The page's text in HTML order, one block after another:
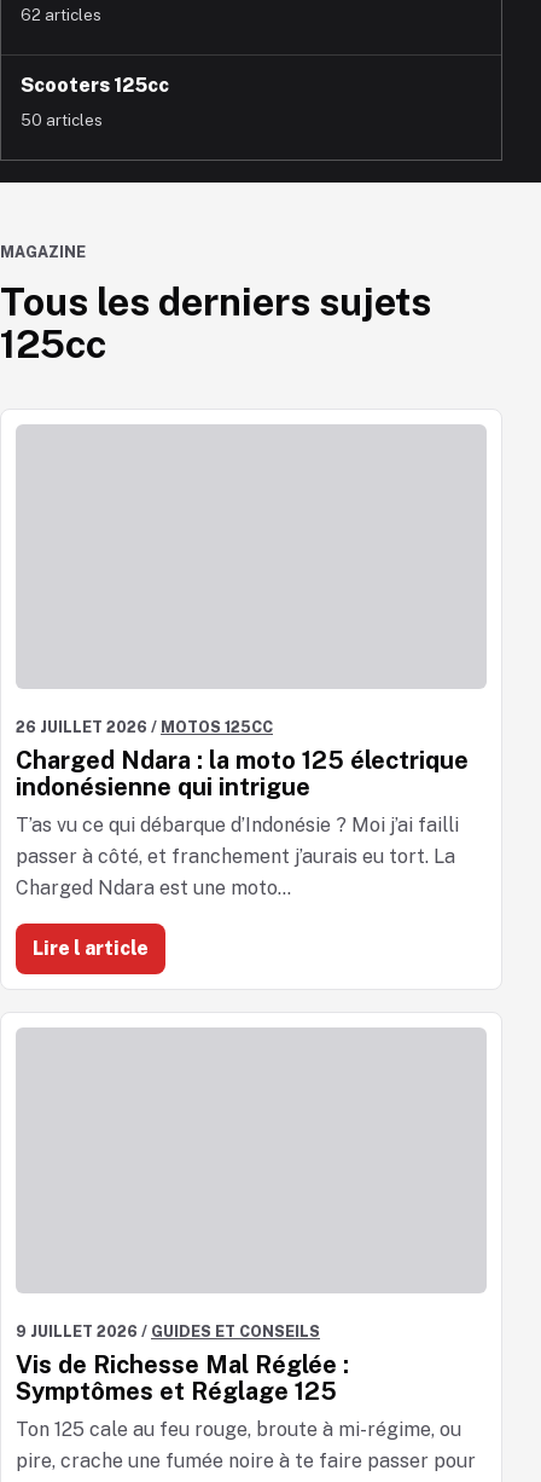
62 articles
Scooters 125cc
50 articles
MAGAZINE
Tous les derniers sujets
125cc
26 JUILLET 2026 / MOTOS 125CC
Charged Ndara : la moto 125 électrique
indonésienne qui intrigue
T’as vu ce qui débarque d’Indonésie ? Moi j’ai failli
passer à côté, et franchement j’aurais eu tort. La
Charged Ndara est une moto...
Lire l article
9 JUILLET 2026 / GUIDES ET CONSEILS
Vis de Richesse Mal Réglée :
Symptômes et Réglage 125
Ton 125 cale au feu rouge, broute à mi-régime, ou
pire, crache une fumée noire à te faire passer pour